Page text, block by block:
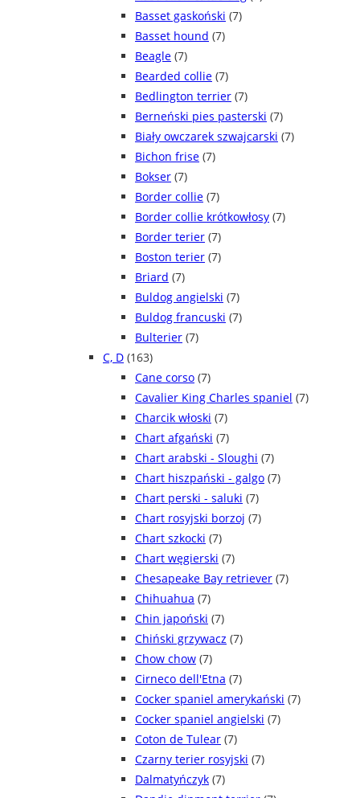
Basset gaskoński (7)
Basset hound (7)
Beagle (7)
Bearded collie (7)
Bedlington terrier (7)
Berneński pies pasterski (7)
Biały owczarek szwajcarski (7)
Bichon frise (7)
Bokser (7)
Border collie (7)
Border collie krótkowłosy (7)
Border terier (7)
Boston terier (7)
Briard (7)
Buldog angielski (7)
Buldog francuski (7)
Bulterier (7)
C, D (163)
Cane corso (7)
Cavalier King Charles spaniel (7)
Charcik włoski (7)
Chart afgański (7)
Chart arabski - Sloughi (7)
Chart hiszpański - galgo (7)
Chart perski - saluki (7)
Chart rosyjski borzoj (7)
Chart szkocki (7)
Chart węgierski (7)
Chesapeake Bay retriever (7)
Chihuahua (7)
Chin japoński (7)
Chiński grzywacz (7)
Chow chow (7)
Cirneco dell'Etna (7)
Cocker spaniel amerykański (7)
Cocker spaniel angielski (7)
Coton de Tulear (7)
Czarny terier rosyjski (7)
Dalmatyńczyk (7)